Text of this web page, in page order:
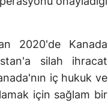
2020'de Kanada
silah ihracat
iç hukuk ve
için sağlam bir